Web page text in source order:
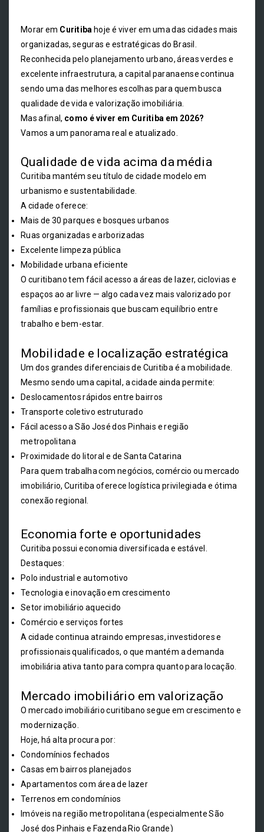
Morar em Curitiba hoje é viver em uma das cidades mais
organizadas, seguras e estratégicas do Brasil.
Reconhecida pelo planejamento urbano, áreas verdes e
excelente infraestrutura, a capital paranaense continua
sendo uma das melhores escolhas para quem busca
qualidade de vida e valorização imobiliária.
Mas afinal, como é viver em Curitiba em 2026?
Vamos a um panorama real e atualizado.
Qualidade de vida acima da média
Curitiba mantém seu título de cidade modelo em
urbanismo e sustentabilidade.
A cidade oferece:
Mais de 30 parques e bosques urbanos
Ruas organizadas e arborizadas
Excelente limpeza pública
Mobilidade urbana eficiente
O curitibano tem fácil acesso a áreas de lazer, ciclovias e
espaços ao ar livre — algo cada vez mais valorizado por
famílias e profissionais que buscam equilíbrio entre
trabalho e bem-estar.
Mobilidade e localização estratégica
Um dos grandes diferenciais de Curitiba é a mobilidade.
Mesmo sendo uma capital, a cidade ainda permite:
Deslocamentos rápidos entre bairros
Transporte coletivo estruturado
Fácil acesso a São José dos Pinhais e região
metropolitana
Proximidade do litoral e de Santa Catarina
Para quem trabalha com negócios, comércio ou mercado
imobiliário, Curitiba oferece logística privilegiada e ótima
conexão regional.
Economia forte e oportunidades
Curitiba possui economia diversificada e estável.
Destaques:
Polo industrial e automotivo
Tecnologia e inovação em crescimento
Setor imobiliário aquecido
Comércio e serviços fortes
A cidade continua atraindo empresas, investidores e
profissionais qualificados, o que mantém a demanda
imobiliária ativa tanto para compra quanto para locação.
Mercado imobiliário em valorização
O mercado imobiliário curitibano segue em crescimento e
modernização.
Hoje, há alta procura por:
Condomínios fechados
Casas em bairros planejados
Apartamentos com área de lazer
Terrenos em condomínios
Imóveis na região metropolitana (especialmente São
José dos Pinhais e Fazenda Rio Grande)